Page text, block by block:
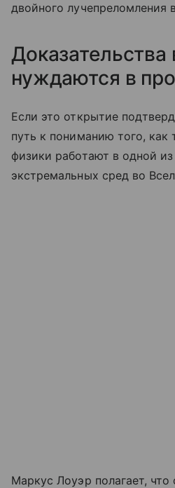
двойного лучепреломления
нуждаются в
Если это открытие
путь к пониманию того, как
физики работают в одной
экстремальных сред во
Маркус Лоуэр полагает,